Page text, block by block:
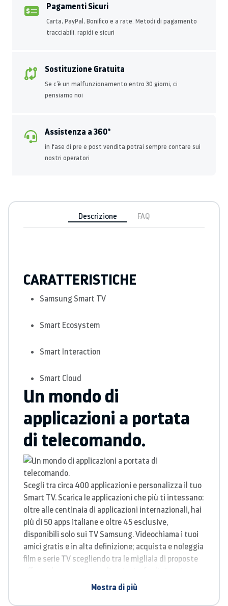
Pagamenti Sicuri
Carta, PayPal, Bonifico e a rate. Metodi di pagamento
tracciabili, rapidi e sicuri
Sostituzione Gratuita
Se c’è un malfunzionamento entro 30 giorni, ci
pensiamo noi
Assistenza a 360°
in fase di pre e post vendita potrai sempre contare sui
nostri operatori
Descrizione FAQ
CARATTERISTICHE
Samsung Smart TV
Smart Ecosystem
Smart Interaction
Smart Cloud
Un mondo di
applicazioni a portata
di telecomando.
Scegli tra circa 400 applicazioni e personalizza il tuo
Smart TV. Scarica le applicazioni che più ti intessano:
oltre alle centinaia di applicazioni internazionali, hai
più di 50 apps italiane e oltre 45 esclusive,
disponibili solo sui TV Samsung. Videochiama i tuoi
amici gratis e in alta definizione; acquista e noleggia
film e serie TV scegliendo tra le migliaia di proposte
quotidiani gratuitamente; ascolta musica, video
Mostra di più